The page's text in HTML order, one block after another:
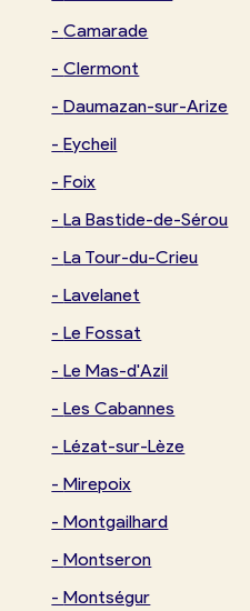
Je crée mon compte
-Camarade
-Clermont
-Daumazan-sur-Arize
-Eycheil
-Foix
-La Bastide-de-Sérou
-La Tour-du-Crieu
-Lavelanet
-Le Fossat
-Le Mas-d'Azil
-Les Cabannes
-Lézat-sur-Lèze
-Mirepoix
-Montgailhard
-Montseron
-Montségur